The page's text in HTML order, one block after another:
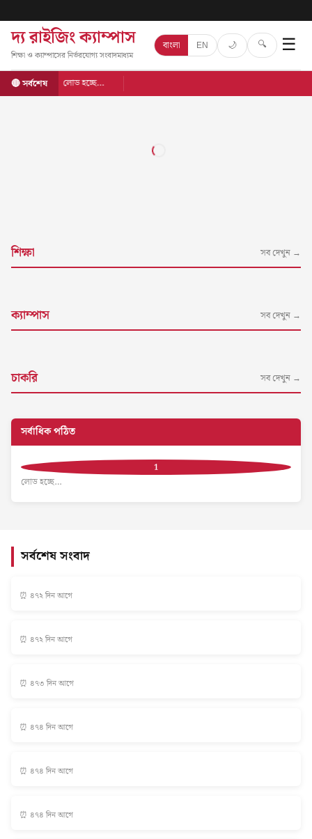
দ্য রাইজিং ক্যাম্পাস
শিক্ষা ও ক্যাম্পাসের নির্ভরযোগ্য সংবাদমাধ্যম
বাংলা EN 🌙 🔍 ☰
🔴 সর্বশেষ লোড হচ্ছে…
শিক্ষা সব দেখুন →
ক্যাম্পাস সব দেখুন →
চাকরি সব দেখুন →
সর্বাধিক পঠিত
লোড হচ্ছে…
সর্বশেষ সংবাদ
⏰ ৪৭২ দিন আগে
⏰ ৪৭২ দিন আগে
⏰ ৪৭৩ দিন আগে
⏰ ৪৭৪ দিন আগে
⏰ ৪৭৪ দিন আগে
⏰ ৪৭৪ দিন আগে